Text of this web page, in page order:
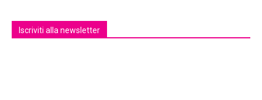
Iscriviti alla newsletter